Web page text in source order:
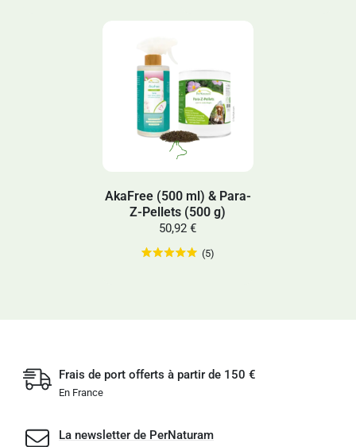
AkaFree (500 ml) & Para-
Z-Pellets (500 g)
50,92 €
(5)
Frais de port offerts à partir de 150 €
En France
La newsletter de PerNaturam